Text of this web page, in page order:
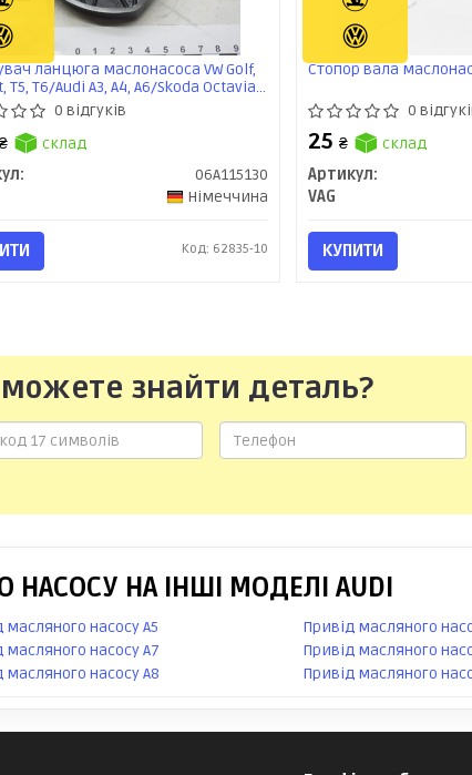
ланцюга маслонасоса VW Golf,
T5, T6/Audi A3, A4, A6/Skoda Octavia,
Seat Ibiza 1.6, 2.0 (99-15) (06A115130)
0 відгуків
₴
склад
06A115130
Німеччина
Код: 62835-10
Стопор вала
0
25₴
склад
Артикул:
VAG
КУПИТИ
знайти деталь?
НА ІНШІ МОДЕЛІ AUDI
масляного насосу A5
масляного насосу A7
масляного насосу A8
Привід масляного
Привід масляного
Привід масляного